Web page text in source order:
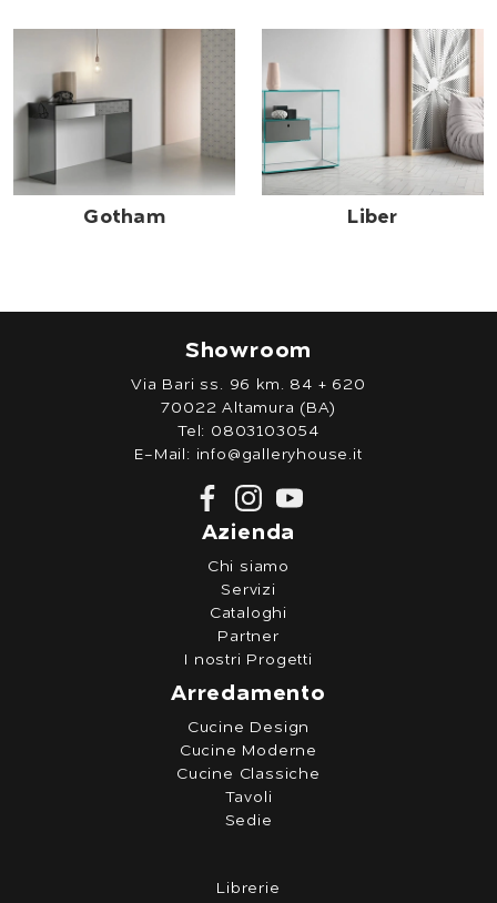
Gotham Liber
Showroom
Via Bari ss. 96 km. 84 + 620
70022 Altamura (BA)
Tel: 0803103054
E-Mail: info@galleryhouse.it
Azienda
Chi siamo
Servizi
Cataloghi
Partner
I nostri Progetti
Arredamento
Cucine Design
Cucine Moderne
Cucine Classiche
Tavoli
Sedie
Librerie